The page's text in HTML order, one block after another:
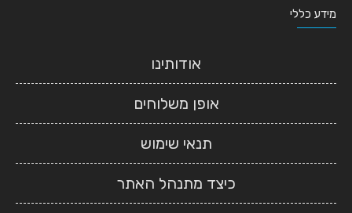
מידע כללי
אודותינו
אופן משלוחים
תנאי שימוש
כיצד מתנהל האתר